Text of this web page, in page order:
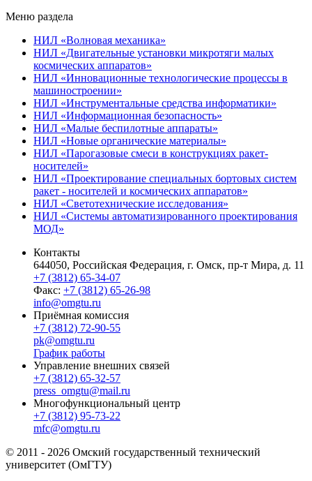
Меню раздела
НИЛ «Волновая механика»
НИЛ «Двигательные установки микротяги малых
космических аппаратов»
НИЛ «Инновационные технологические процессы в
машиностроении»
НИЛ «Инструментальные средства информатики»
НИЛ «Информационная безопасность»
НИЛ «Малые беспилотные аппараты»
НИЛ «Новые органические материалы»
НИЛ «Парогазовые смеси в конструкциях ракет-
носителей»
НИЛ «Проектирование специальных бортовых систем
ракет - носителей и космических аппаратов»
НИЛ «Светотехнические исследования»
НИЛ «Системы автоматизированного проектирования
МОД»
Контакты
644050, Российская Федерация, г. Омск, пр-т Мира, д. 11
+7 (3812) 65-34-07
Факс: +7 (3812) 65-26-98
info@omgtu.ru
Приёмная комиссия
+7 (3812) 72-90-55
pk@omgtu.ru
График работы
Управление внешних связей
+7 (3812) 65-32-57
press_omgtu@mail.ru
Многофункциональный центр
+7 (3812) 95-73-22
mfc@omgtu.ru
© 2011 - 2026 Омский государственный технический
университет (ОмГТУ)